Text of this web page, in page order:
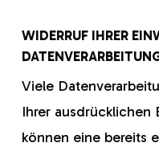
WIDERRUF IHRER
Viele
Ihrer ausdrücklichen
können eine bereits